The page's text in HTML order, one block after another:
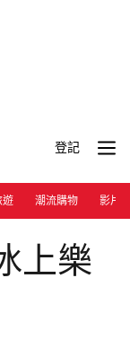
登記
遊 潮流購物 影片
上樂